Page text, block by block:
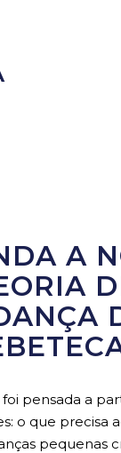
A
pensada a
o que precisa
pequenas